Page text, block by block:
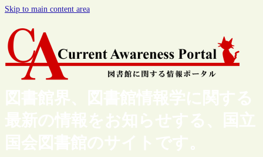
Skip to main content area
図書館界、図書館情報学に関する
最新の情報をお知らせする、国立
国会図書館のサイトです。